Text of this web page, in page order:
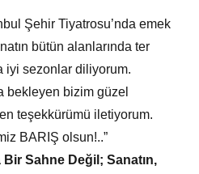
Şehir Tiyatrosu’nda emek
bütün alanlarında ter
iyi sezonlar diliyorum.
bekleyen bizim güzel
teşekkürümü iletiyorum.
BARIŞ olsun!..”
Sahne Değil; Sanatın,